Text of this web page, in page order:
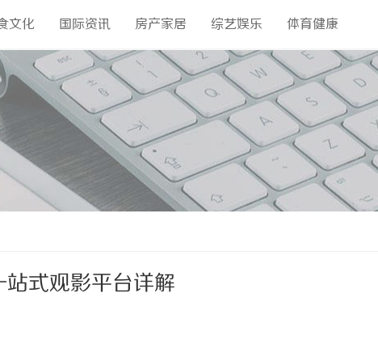
文化 国际资讯 房产家居 综艺娱乐 体育健康
式观影平台详解